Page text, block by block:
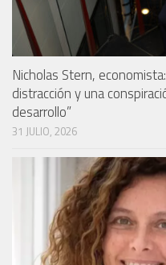
Nicholas Stern,
distracción y una
desarrollo”
31 JULIO, 2026